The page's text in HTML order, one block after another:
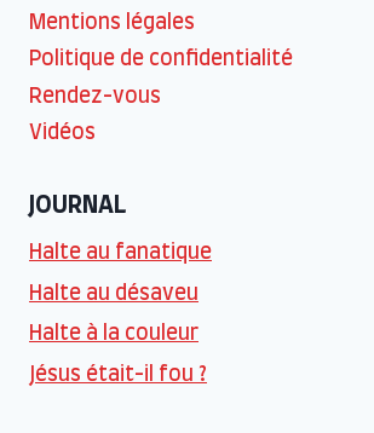
Mentions légales
Politique de confidentialité
Rendez-vous
Vidéos
JOURNAL
Halte au fanatique
Halte au désaveu
Halte à la couleur
Jésus était-il fou ?